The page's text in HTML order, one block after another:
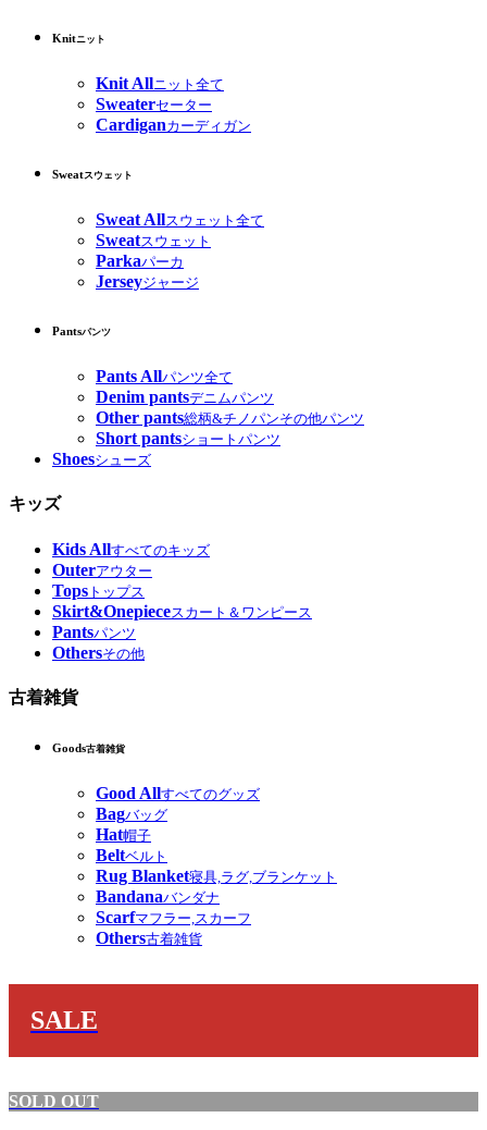
Knitニット
Knit Allニット全て
Sweaterセーター
Cardiganカーディガン
Sweatスウェット
Sweat Allスウェット全て
Sweatスウェット
Parkaパーカ
Jerseyジャージ
Pantsパンツ
Pants Allパンツ全て
Denim pantsデニムパンツ
Other pants総柄&チノパンその他パンツ
Short pantsショートパンツ
Shoesシューズ
キッズ
Kids Allすべてのキッズ
Outerアウター
Tops トップス
Skirt&Onepieceスカート＆ワンピース
Pantsパンツ
Othersその他
古着雑貨
Goods古着雑貨
Good Allすべてのグッズ
Bagバッグ
Hat帽子
Beltベルト
Rug Blanket寝具,ラグ,ブランケット
Bandanaバンダナ
Scarfマフラー,スカーフ
Others古着雑貨
SALE
SOLD OUT